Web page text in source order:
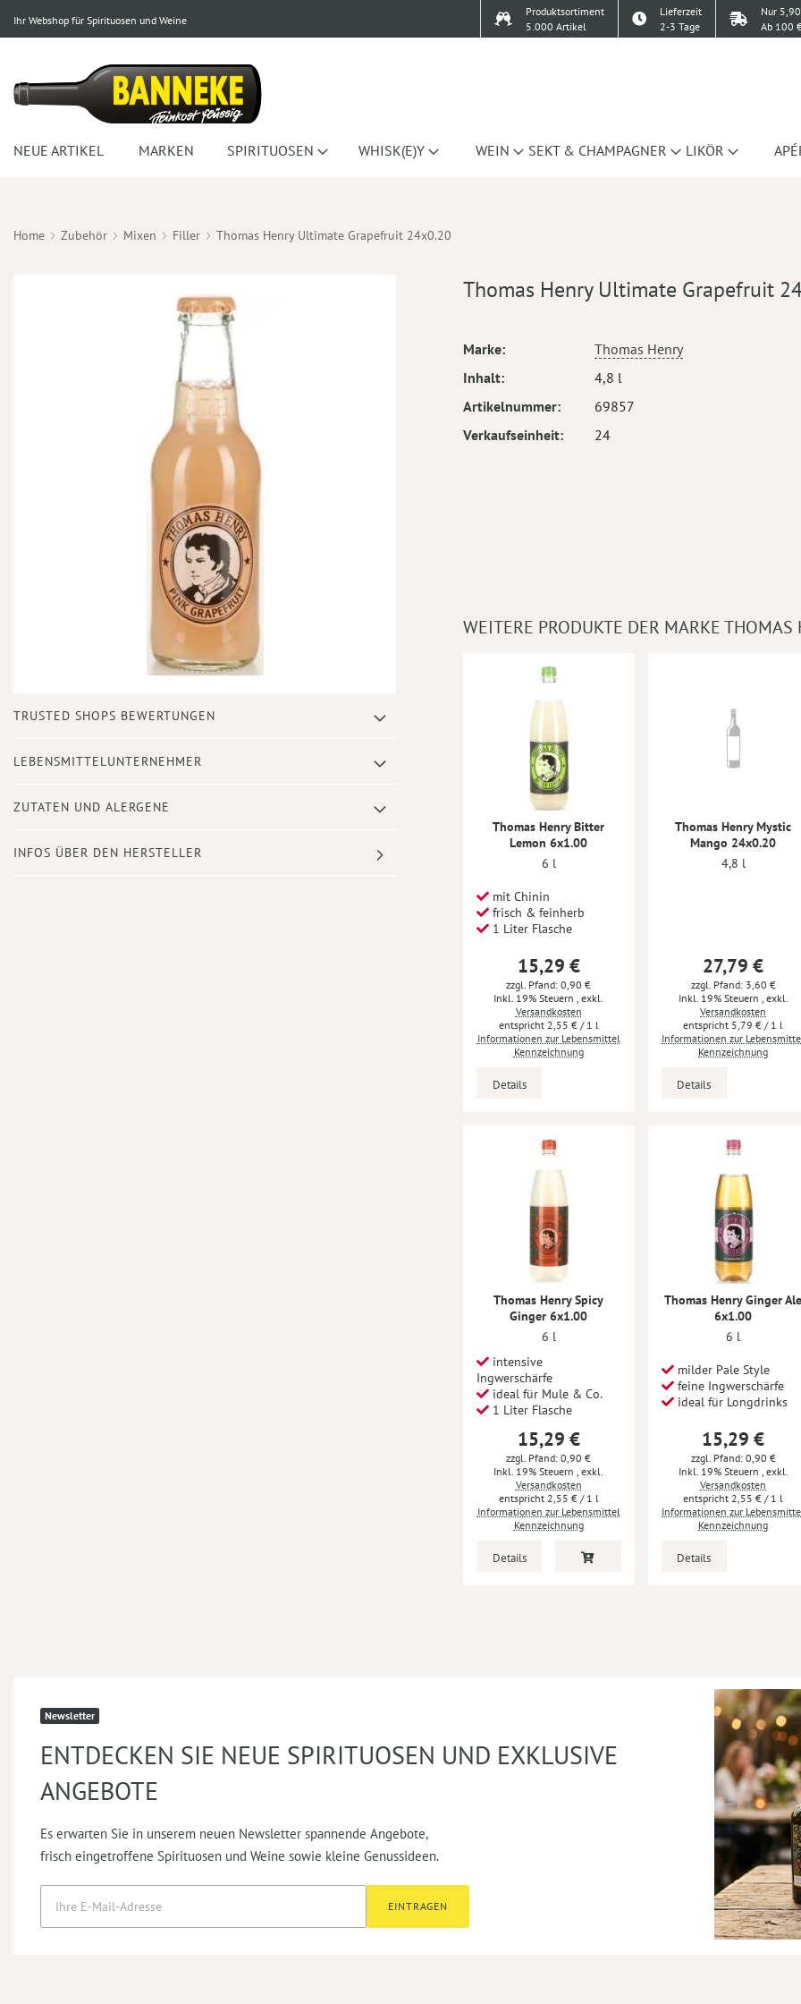
Ihr Webshop für Spirituosen und Weine
Produktsortiment
5.000 Artikel
Lieferzeit
2-3 Tage
Nur
Ab 100
NEUE ARTIKEL MARKEN SPIRITUOSEN WHISK(E)Y WEIN SEKT & CHAMPAGNER LIKÖR
Home Zubehör Mixen Filler Thomas Henry Ultimate Grapefruit 24x0.20
Anfang
Bildergalerie
TRUSTED SHOPS BEWERTUNGEN
LEBENSMITTELUNTERNEHMER
ZUTATEN UND ALERGENE
INFOS ÜBER DEN HERSTELLER
Thomas Henry Ultimate Grapefruit
Mehr
Marke
Thomas Henry
Inhalt
4,8 l
Artikelnummer
69857
Verkaufseinheit
24
WEITERE PRODUKTE DER MARKE THOMAS
Thomas Henry Bitter
Lemon 6x1.00
6 l
mit Chinin
frisch & feinherb
1 Liter Flasche
15,29 €
zzgl. Pfand: 0,90 €
Inkl. 19% Steuern, exkl.
Versandkosten
2,55 €/ 1 l
Informationen zur Lebensmittel
Kennzeichnung
Details
Thomas Henry Mystic
Mango 24x0.20
4,8 l
27,79 €
zzgl. Pfand: 3,60 €
Inkl. 19% Steuern , exkl.
Versandkosten
5,79 € / 1 l
Informationen zur
Kennzeichnung
Details
Thomas Henry Spicy
Ginger 6x1.00
6 l
intensive
Ingwerschärfe
ideal für Mule & Co.
1 Liter Flasche
15,29 €
zzgl. Pfand: 0,90 €
Inkl. 19% Steuern
exkl.
Versandkosten
2,55 € / 1 l
Informationen zur Lebensmittel
Kennzeichnung
Details
Thomas Henry Ginger
6x1.00
6 l
milder Pale Style
feine Ingwerschärfe
ideal für Longdrinks
15,29 €
zzgl. Pfand: 0,90 €
Inkl. 19% Steuern exkl.
Versandkosten
2,55 € / 1 l
Informationen zur
Kennzeichnung
Details
Newsletter
ENTDECKEN SIE NEUE SPIRITUOSEN UND EXKLUSIVE
ANGEBOTE
Es erwarten Sie in unserem neuen Newsletter spannende Angebote,
frisch eingetroffene Spirituosen und Weine sowie kleine Genussideen.
EINTRAGEN